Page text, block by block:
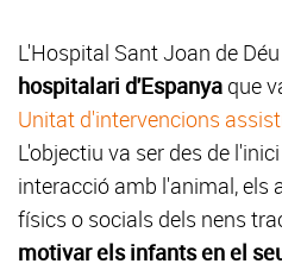
L'Hospital Sant Joan de
hospitalari d'Espanya que
Unitat d'intervencions
L'objectiu va ser des de
interacció amb l'animal, els
físics o socials dels nens
motivar els infants en el